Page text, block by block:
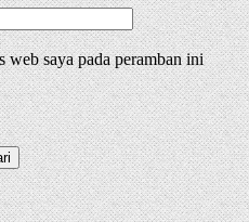
web saya pada peramban ini